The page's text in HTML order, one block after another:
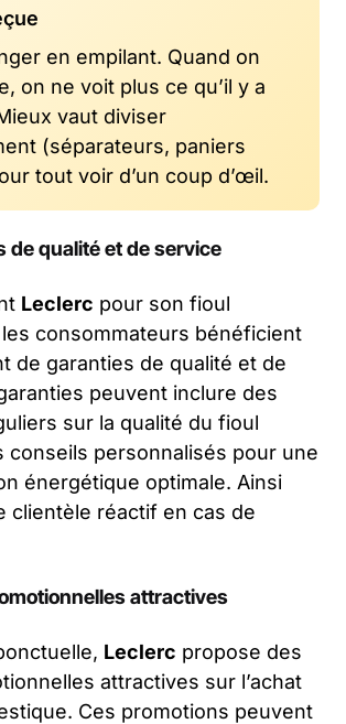
en empilant. Quand on
on ne voit plus ce qu’il y a
vaut diviser
(séparateurs, paniers
tout voir d’un coup d’œil.
de qualité et de service
Leclerc pour son fioul
consommateurs bénéficient
de garanties de qualité et de
peuvent inclure des
sur la qualité du fioul
conseils personnalisés pour une
énergétique optimale. Ainsi
clientèle réactif en cas de
attractives
Leclerc propose des
attractives sur l’achat
Ces promotions peuvent